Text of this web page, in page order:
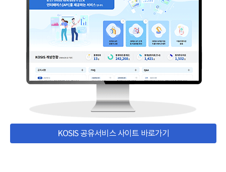
KOSIS 공유서비스 사이트 바로가기